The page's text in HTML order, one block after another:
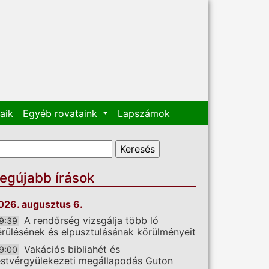
Egyéb rovataink Lapszámok
űrlap
írások
augusztus 6.
A rendőrség vizsgálja több ló
és elpusztulásának körülményeit
Vakációs bibliahét és
megállapodás Guton